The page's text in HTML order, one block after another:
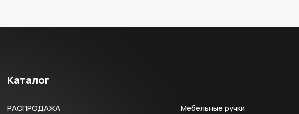
Каталог
РАСПРОДАЖА
Мебельные ручки